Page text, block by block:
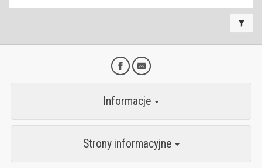
Informacje
Strony informacyjne